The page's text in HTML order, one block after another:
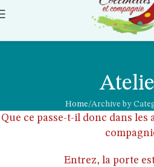
Home Archive by
Que ce passe-t-il donc dans les
Entrez, la porte